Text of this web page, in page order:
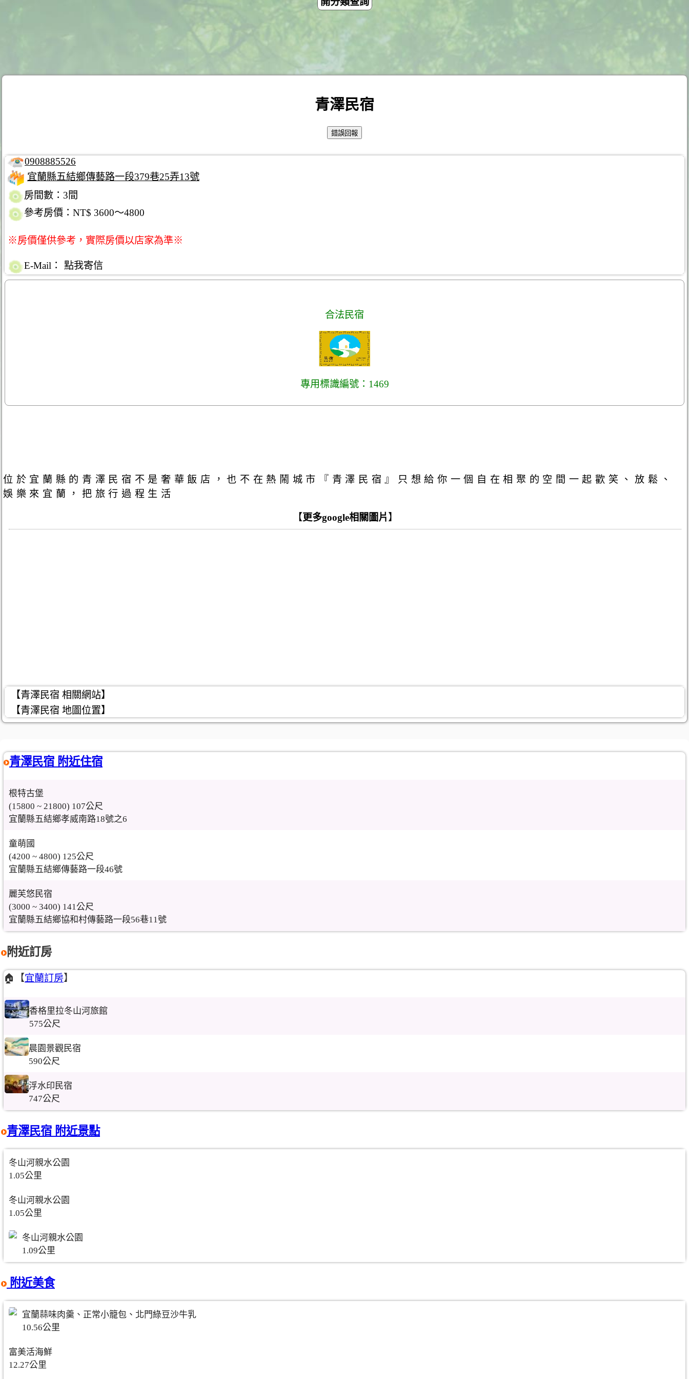
青澤民宿
0908885526
宜蘭縣五結鄉傳藝路一段379巷25弄13號
房間數：3間
參考房價：NT$ 3600～4800
※房價僅供參考，實際房價以店家為準※
E-Mail： 點我寄信
合法民宿
專用標識編號：1469
位於宜蘭縣的青澤民宿不是奢華飯店，也不在熱鬧城市『青澤民宿』只想給你一個自在相聚的空間一起歡笑、放鬆、
娛樂來宜蘭，把旅行過程生活
【更多google相關圖片】
【青澤民宿 相關網站】
【青澤民宿 地圖位置】
青澤民宿 附近住宿
根特古堡
(15800 ~ 21800) 107公尺
宜蘭縣五結鄉孝威南路18號之6
童萌國
(4200 ~ 4800) 125公尺
宜蘭縣五結鄉傳藝路一段46號
麗芙悠民宿
(3000 ~ 3400) 141公尺
宜蘭縣五結鄉協和村傳藝路一段56巷11號
附近訂房
🏠【宜蘭訂房】
香格里拉冬山河旅館
575公尺
晨園景觀民宿
590公尺
浮水印民宿
747公尺
青澤民宿 附近景點
冬山河親水公園
1.05公里
冬山河親水公園
1.05公里
冬山河親水公園
1.09公里
附近美食
宜蘭蒜味肉羹、正常小籠包、北門綠豆沙牛乳
10.56公里
富美活海鮮
12.27公里